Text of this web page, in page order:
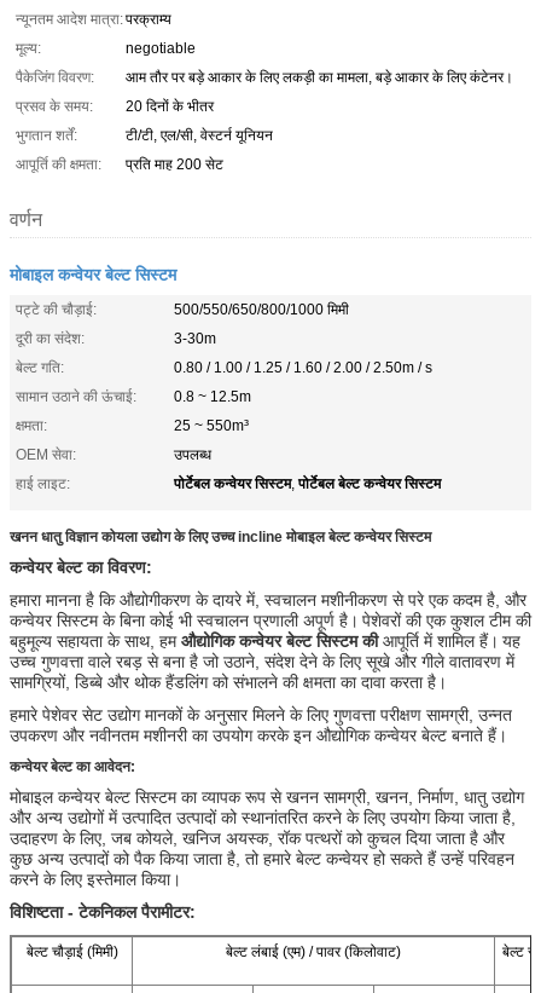
न्यूनतम आदेश मात्रा:परक्राम्य
मूल्य:
negotiable
पैकेजिंग विवरण:
आम तौर पर बड़े आकार के लिए लकड़ी का मामला, बड़े आकार के लिए कंटेनर।
प्रसव के समय:
20 दिनों के भीतर
भुगतान शर्तें:
टी/टी, एल/सी, वेस्टर्न यूनियन
आपूर्ति की क्षमता:
प्रति माह 200 सेट
वर्णन
मोबाइल कन्वेयर बेल्ट सिस्टम
पट्टे की चौड़ाई:
500/550/650/800/1000 मिमी
दूरी का संदेश:
3-30m
बेल्ट गति:
0.80 / 1.00 / 1.25 / 1.60 / 2.00 / 2.50m / s
सामान उठाने की ऊंचाई:
0.8 ~ 12.5m
क्षमता:
25 ~ 550m³
OEM सेवा:
उपलब्ध
हाई लाइट:
पोर्टेबल कन्वेयर सिस्टम,पोर्टेबल बेल्ट कन्वेयर सिस्टम
खनन धातु विज्ञान कोयला उद्योग के लिए उच्च incline मोबाइल बेल्ट कन्वेयर सिस्टम
कन्वेयर बेल्ट का विवरण:
हमारा मानना ​​है कि औद्योगीकरण के दायरे में, स्वचालन मशीनीकरण से परे एक कदम है, और
कन्वेयर सिस्टम के बिना कोई भी स्वचालन प्रणाली अपूर्ण है। पेशेवरों की एक कुशल टीम की
बहुमूल्य सहायता के साथ, हमऔद्योगिक कन्वेयर बेल्ट सिस्टम कीआपूर्ति में शामिल हैं। यह
उच्च गुणवत्ता वाले रबड़ से बना है जो उठाने, संदेश देने के लिए सूखे और गीले वातावरण में
सामग्रियों, डिब्बे और थोक हैंडलिंग को संभालने की क्षमता का दावा करता है।
हमारे पेशेवर सेट उद्योग मानकों के अनुसार मिलने के लिए गुणवत्ता परीक्षण सामग्री, उन्नत
उपकरण और नवीनतम मशीनरी का उपयोग करके इन औद्योगिक कन्वेयर बेल्ट बनाते हैं।
कन्वेयर बेल्ट का आवेदन:
मोबाइल कन्वेयर बेल्ट सिस्टम का व्यापक रूप से खनन सामग्री, खनन, निर्माण, धातु उद्योग
और अन्य उद्योगों में उत्पादित उत्पादों को स्थानांतरित करने के लिए उपयोग किया जाता है,
उदाहरण के लिए, जब कोयले, खनिज अयस्क, रॉक पत्थरों को कुचल दिया जाता है और
कुछ अन्य उत्पादों को पैक किया जाता है, तो हमारे बेल्ट कन्वेयर हो सकते हैं उन्हें परिवहन
करने के लिए इस्तेमाल किया।
विशिष्टता - टेकनिकल पैरामीटर:
बेल्ट चौड़ाई (मिमी) बेल्ट लंबाई (एम) / पावर (किलोवाट) बेल्ट